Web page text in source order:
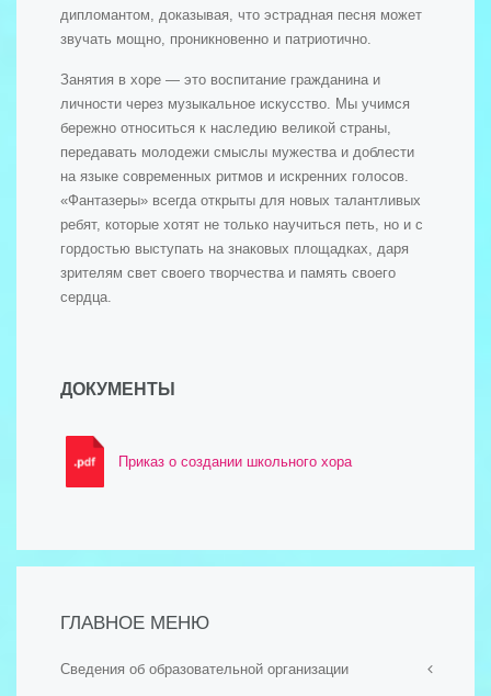
дипломантом, доказывая, что эстрадная песня может
звучать мощно, проникновенно и патриотично.
Занятия в хоре — это воспитание гражданина и
личности через музыкальное искусство. Мы учимся
бережно относиться к наследию великой страны,
передавать молодежи смыслы мужества и доблести
на языке современных ритмов и искренних голосов.
«Фантазеры» всегда открыты для новых талантливых
ребят, которые хотят не только научиться петь, но и с
гордостью выступать на знаковых площадках, даря
зрителям свет своего творчества и память своего
сердца.
ДОКУМЕНТЫ
Приказ о создании школьного хора
ГЛАВНОЕ МЕНЮ
Сведения об образовательной организации